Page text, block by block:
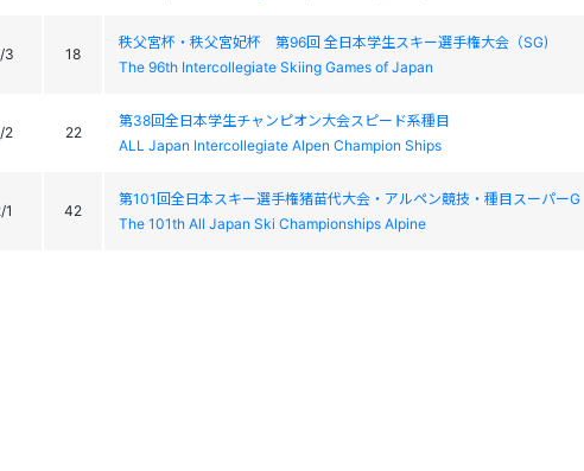
3 18
秩父宮杯・秩父宮妃杯 第96回 全日本学生スキー選手権大会（SG)
The 96th Intercollegiate Skiing Games of Japan
2 22
第38回全日本学生チャンピオン大会スピード系種目
ALL Japan Intercollegiate Alpen Champion Ships
42
第101回全日本スキー選手権猪苗代大会・アルペン競技・種目スーパーG
The 101th All Japan Ski Championships Alpine